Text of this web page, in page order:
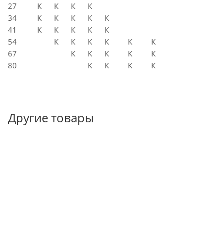
27 К К К
К
34
К К К К
К
41
К К К К
К
54
К К К К К
К
67
К К К К
К
80
К К К К
Другие товары